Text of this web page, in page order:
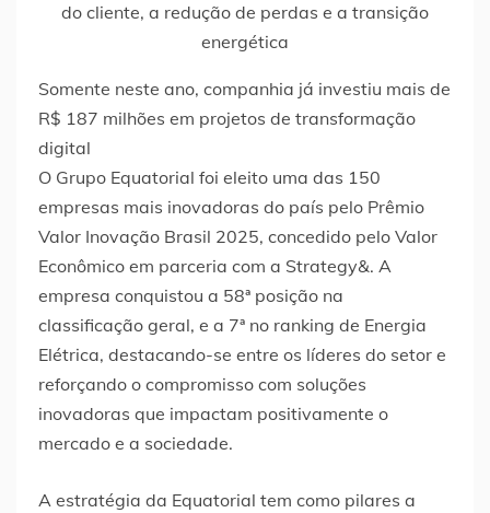
do cliente, a redução de perdas e a transição
energética
Somente neste ano, companhia já investiu mais de
R$ 187 milhões em projetos de transformação
digital
O Grupo Equatorial foi eleito uma das 150
empresas mais inovadoras do país pelo Prêmio
Valor Inovação Brasil 2025, concedido pelo Valor
Econômico em parceria com a Strategy&. A
empresa conquistou a 58ª posição na
classificação geral, e a 7ª no ranking de Energia
Elétrica, destacando-se entre os líderes do setor e
reforçando o compromisso com soluções
inovadoras que impactam positivamente o
mercado e a sociedade.
A estratégia da Equatorial tem como pilares a